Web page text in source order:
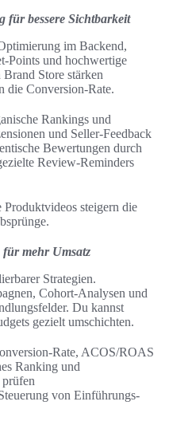
für bessere Sichtbarkeit
im Backend,
Points und hochwertige
Store stärken
die Conversion-Rate.
Rankings und
und Seller-Feedback
Bewertungen durch
Review-Reminders
steigern die
für mehr Umsatz
Strategien.
Cohort-Analysen und
Du kannst
gezielt umschichten.
Rate, ACOS/ROAS
Ranking und
von Einführungs-